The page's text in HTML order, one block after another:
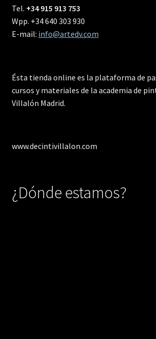
Tel. +34 915 913 753
Wpp. +34 640 303 930
E-mail: info@artedv.com
Ésta tienda online es la plataforma de
cursos y materiales de la academia de
Villalón Madrid.
www.decintivillalon.com
¿Dónde estamos?